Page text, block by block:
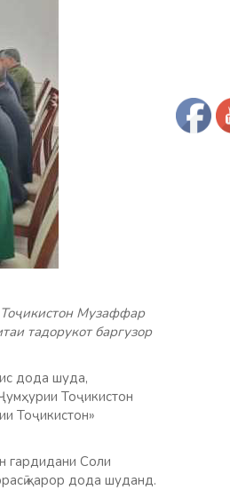
Музаффар
тадорукот баргузор
дода шуда,
Тоҷикистон
Тоҷикистон»
гардидани Соли
қарор дода шуданд.